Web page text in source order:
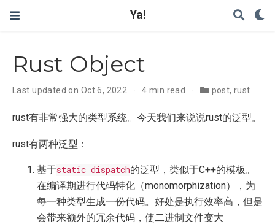
Ya!
Rust Object
Last updated on Oct 6, 2022 4 min read post,rust
rust有非常强大的类型系统。今天我们来说说rust的泛型。
rust有两种泛型：
基于static dispatch的泛型，类似于C++的模板。
在编译期进行代码特化（monomorphization），为
每一种类型生成一份代码。好处是执行效率高，但是
会带来额外的冗余代码，使二进制文件变大